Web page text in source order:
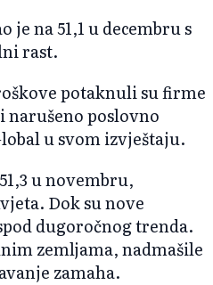
je na 51,1 u decembru s
rast.
potaknuli su firme
narušeno poslovno
u svom izvještaju.
u novembru,
Dok su nove
dugoročnog trenda.
zemljama, nadmašile
zamaha.